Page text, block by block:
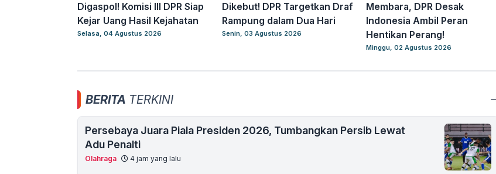
Digaspol! Komisi III DPR Siap
Kejar Uang Hasil Kejahatan
Selasa, 04 Agustus 2026
Dikebut! DPR Targetkan Draf
Rampung dalam Dua Hari
Senin, 03 Agustus 2026
Membara, DPR Desak
Indonesia Ambil Peran
Hentikan Perang!
Minggu, 02 Agustus 2026
BERITA TERKINI
Persebaya Juara Piala Presiden 2026, Tumbangkan Persib Lewat
Adu Penalti
Olahraga 4 jam yang lalu